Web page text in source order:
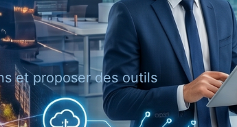
et proposer des outils